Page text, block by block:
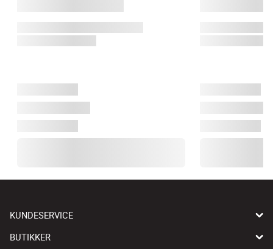
KUNDESERVICE
BUTIKKER